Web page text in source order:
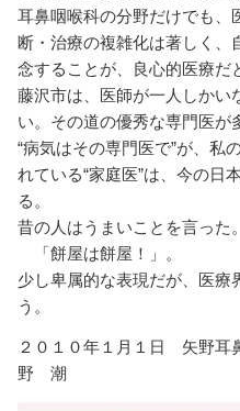
耳鼻咽喉科の分野だけでも、
断・治療の複雑化は著しく、
念することが、良心的医療だ
藤沢市は、医師が一人しかい
い。その道の優秀な専門医が
“病気はその専門医で”が、私
れている“家庭医”は、今の日
る。
昔の人はうまいことを言った。
「餅屋は餅屋！」。
少し卑属的な表現だが、医療
う。
２０１０年１月１日 矢野
野 潮